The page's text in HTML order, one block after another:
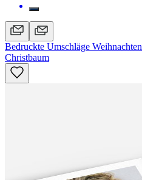
Bedruckte Umschläge Weihnachten
Christbaum